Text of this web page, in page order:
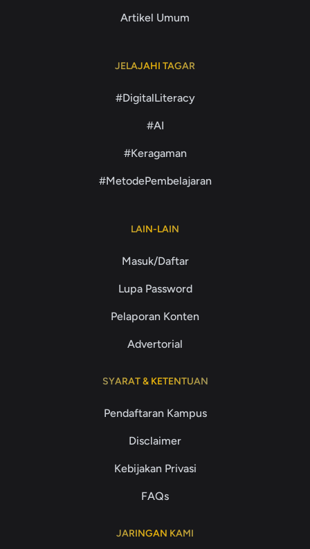
Artikel Umum
JELAJAHI TAGAR
#DigitalLiteracy
#AI
#Keragaman
#MetodePembelajaran
LAIN-LAIN
Masuk/Daftar
Lupa Password
Pelaporan Konten
Advertorial
SYARAT & KETENTUAN
Pendaftaran Kampus
Disclaimer
Kebijakan Privasi
FAQs
JARINGAN KAMI